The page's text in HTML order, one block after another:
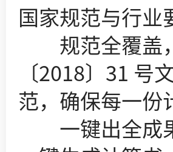
国家规范与行业
规范全覆盖，
〔2018〕31
范，确保每一份
一键出全成果